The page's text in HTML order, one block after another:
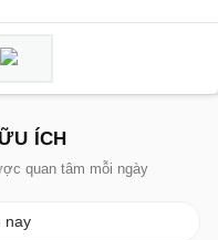
ÍCH
quan tâm mỗi ngày
nay